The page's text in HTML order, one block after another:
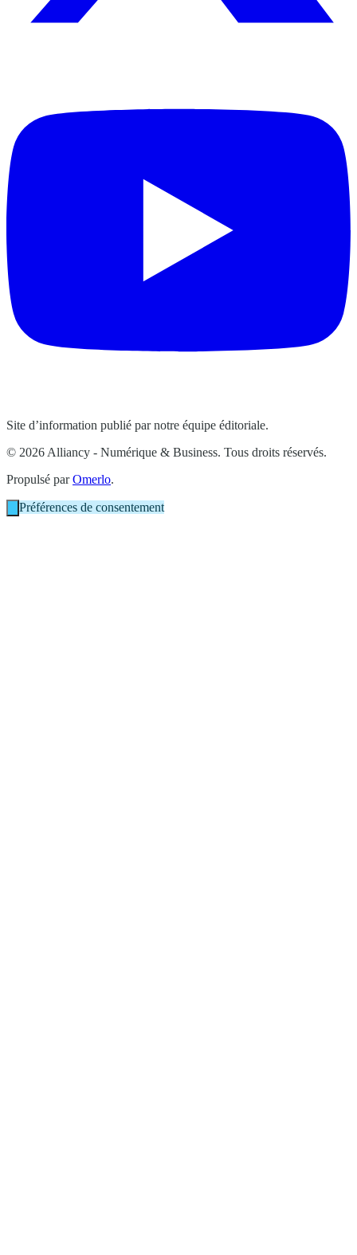
Site d’information publié par notre équipe éditoriale.
© 2026 Alliancy - Numérique & Business. Tous droits réservés.
Propulsé parOmerlo.
Préférences de consentement